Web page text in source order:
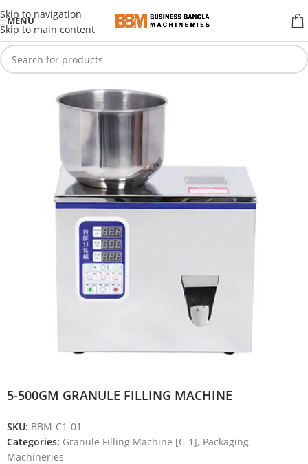
Skip to navigation
Skip to main content
MENU
5-500GM GRANULE FILLING MACHINE
SKU: BBM-C1-01
Categories: Granule Filling Machine [C-1], Packaging
Machineries